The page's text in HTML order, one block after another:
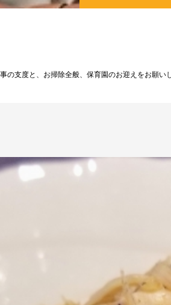
の支度と、お掃除全般、保育園のお迎えをお願